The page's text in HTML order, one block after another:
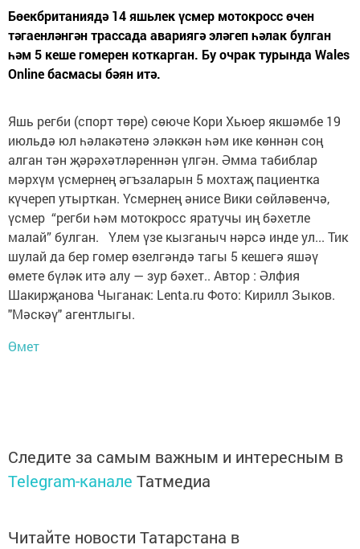
Бөекбританиядә 14 яшьлек үсмер мотокросс өчен
тәгаенләнгән трассада авариягә эләгеп һәлак булган
һәм 5 кеше гомерен коткарган. Бу очрак турында Wales
Online басмасы бәян итә.
Яшь регби (спорт төре) сөюче Кори Хьюер якшәмбе 19
июльдә юл һәлакәтенә эләккән һәм ике көннән соң
алган тән җәрәхәтләреннән үлгән. Әмма табиблар
мәрхүм үсмернең әгъзаларын 5 мохтаҗ пациентка
күчереп утырткан. Үсмернең әнисе Вики сөйләвенчә,
үсмер “регби һәм мотокросс яратучы иң бәхетле
малай” булган. Үлем үзе кызганыч нәрсә инде ул... Тик
шулай да бер гомер өзелгәндә тагы 5 кешегә яшәү
өмете бүләк итә алу — зур бәхет.. Автор : Әлфия
Шакирҗанова Чыганак: Lenta.ru Фото: Кирилл Зыков.
"Мәскәү" агентлыгы.
Өмет
Следите за самым важным и интересным в
Telegram-канале Татмедиа
Читайте новости Татарстана в